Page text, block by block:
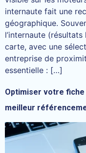
internaute fait une
géographique.
l’internaute
carte, avec une
entreprise de
essentielle : […]
Optimiser votre fiche
meilleur